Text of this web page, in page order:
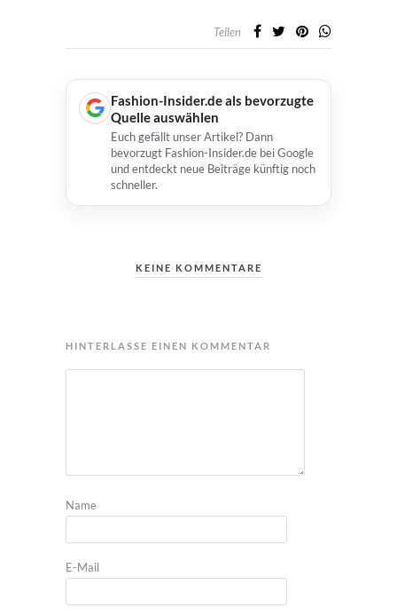
Teilen
Fashion-Insider.de als bevorzugte
Quelle auswählen
Euch gefällt unser Artikel? Dann
bevorzugt Fashion-Insider.de bei Google
und entdeckt neue Beiträge künftig noch
schneller.
KEINE KOMMENTARE
HINTERLASSE EINEN KOMMENTAR
Name
E-Mail